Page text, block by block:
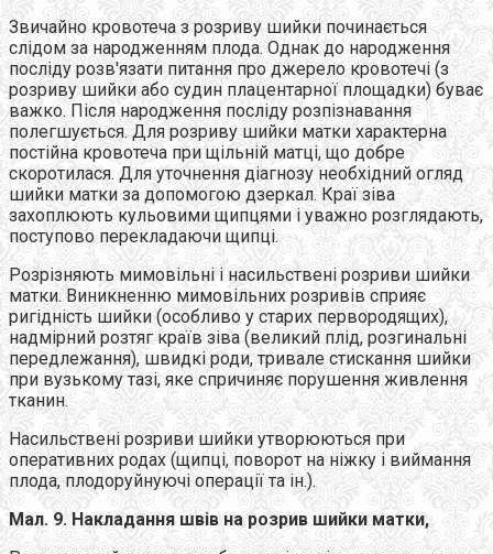
Звичайно кровотеча з розриву шийки починається
слідом за народженням плода. Однак до народження
посліду розв'язати питання про джерело кровотечі (з
розриву шийки або судин плацентарної площадки) буває
важко. Після народження посліду розпізнавання
полегшується. Для розриву шийки матки характерна
постійна кровотеча при щільній матці, що добре
скоротилася. Для уточнення діагнозу необхідний огляд
шийки матки за допомогою дзеркал. Краї зіва
захоплюють кульовими щипцями і уважно розглядають,
поступово перекладаючи щипці.
Розрізняють мимовільні і насильствені розриви шийки
матки. Виникненню мимовільних розривів сприяє
ригідність шийки (особливо у старих первородящих),
надмірний розтяг країв зіва (великий плід, розгинальні
передлежання), швидкі роди, тривале стискання шийки
при вузькому тазі, яке спричиняє порушення живлення
тканин.
Насильствені розриви шийки утворюються при
оперативних родах (щипці, поворот на ніжку і виймання
плода, плодоруйнуючі операції та ін.).
Мал. 9. Накладання швів на розрив шийки матки,